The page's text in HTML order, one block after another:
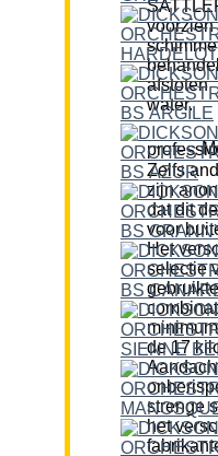
water.
Mening van de
Zelfs
zijn
dat dit
voor
Het
selectie
de 17
strenge
het